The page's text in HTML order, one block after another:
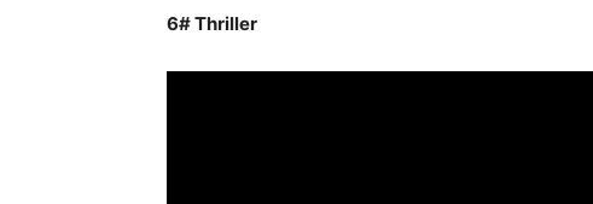
6# Thriller